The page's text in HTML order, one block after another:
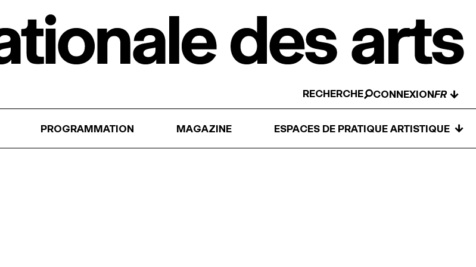
RECHERCHE CONNEXION ↓
PROGRAMMATION MAGAZINE ESPACES DE PRATIQUE ARTISTIQUE ↓